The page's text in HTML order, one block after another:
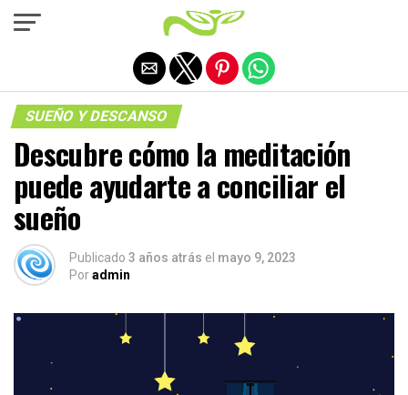
SUEÑO Y DESCANSO
Descubre cómo la meditación
puede ayudarte a conciliar el
sueño
Publicado 3 años atrás el mayo 9, 2023
Poradmin
Salir de la versión móvil